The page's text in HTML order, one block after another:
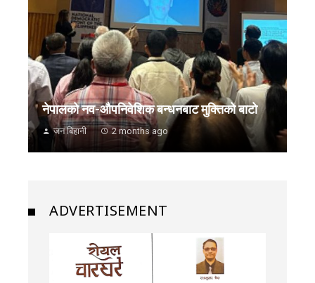
नेपालको नव-औपनिवेशिक बन्धनबाट मुक्तिको बाटो
जन बिहानी 2 months ago
ADVERTISEMENT